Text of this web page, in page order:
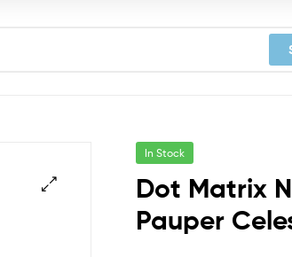
In Stock
Dot Matrix
Pauper